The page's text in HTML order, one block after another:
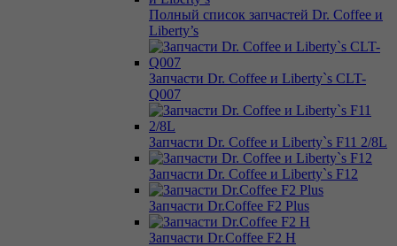
Полный список запчастей Dr. Coffee и
Liberty’s
Запчасти Dr. Coffee и Liberty`s CLT-
Q007
Запчасти Dr. Coffee и Liberty`s F11 2/8L
Запчасти Dr. Coffee и Liberty`s F12
Запчасти Dr.Coffee F2 Plus
Запчасти Dr.Coffee F2 H